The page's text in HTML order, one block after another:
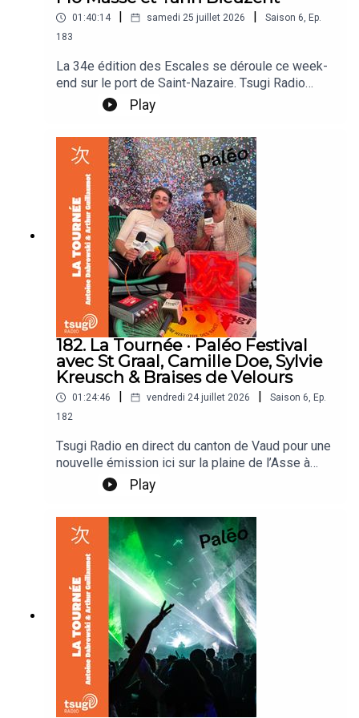
01:40:14 | samedi 25 juillet 2026 | Saison 6, Ep.
183
La 34e édition des Escales se déroule ce week-
end sur le port de Saint-Nazaire. Tsugi Radio
pose ses micros sur les quais de l'île du Petit-
Maroc hôte du festival le petit quartier vit au
rythme des bateaux entrant et sortant du port.
Angèle Chatelier et LENPARROT reçoivent sur le
plateau Archive, Meryem Aboulouafa, Tina Ardor,
Flo Massé et Yann Bieuzent, directeur du festival.
Play
182. La Tournée · Paléo Festival
avec St Graal, Camille Doe, Sylvie
Kreusch & Braises de Velours
01:24:46 | vendredi 24 juillet 2026 | Saison 6, Ep.
182
Tsugi Radio en direct du canton de Vaud pour une
nouvelle émission ici sur la plaine de l’Asse à
Nyon. Arthur Guillaumot & Antoine Dabrowski
reçoivent St Graal, St Graal, Camille Doe, Sylvie
Kreusch & Braises de Velours.
Play